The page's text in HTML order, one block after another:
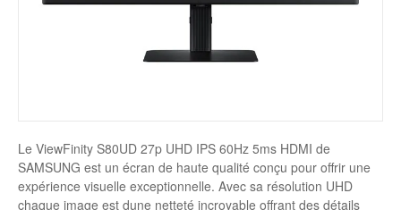
Le ViewFinity S80UD 27p UHD IPS 60Hz 5ms HDMI de
SAMSUNG est un écran de haute qualité conçu pour offrir une
expérience visuelle exceptionnelle. Avec sa résolution UHD
chaque image est dune netteté incroyable offrant des détails